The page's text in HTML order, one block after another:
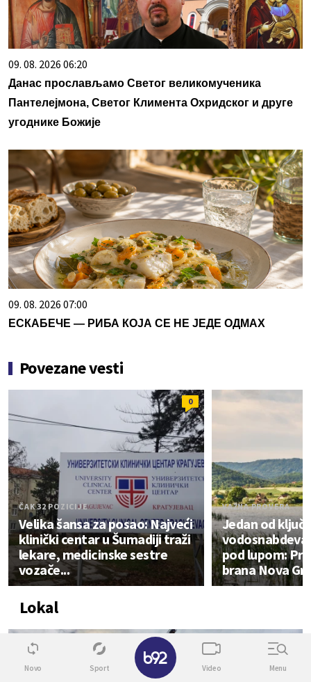
09. 08. 2026 06:20
Данас прослављамо Светог великомученика
Пантелејмона, Светог Климента Охридског и друге
угоднике Божије
09. 08. 2026 07:00
ЕСКАБЕЧЕ — РИБА КОЈА СЕ НЕ ЈЕДЕ ОДМАХ
Povezane vesti
0
ČAK 32 POZICIJE
Velika šansa za posao: Najveći
klinički centar u Šumadiji traži
lekare, medicinske sestre
vozače...
VAŽNA PROVERA
Jedan od
pod lupom:
brana Nova
Lokal
Novo Sport Video Menu
✕